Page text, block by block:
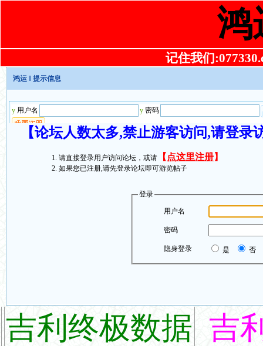
鸿
记住我们
鸿运 ‖ 提示信息
【论坛人数太多,禁止游客访问,请登
请直接登录用户访问论坛，或请 【 点这里注册】
如果您已注册,请先登录论坛即可游览帖子
登录
用户名
密码
隐身登录 是 否
吉利终极数据 吉